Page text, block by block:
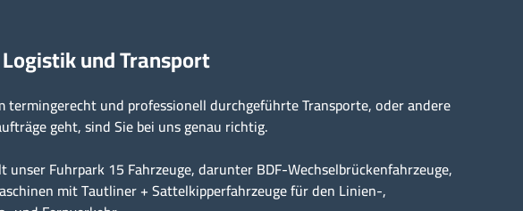
und Transport
termingerecht und professionell durchgeführte Transporte, oder andere
geht, sind Sie bei uns genau richtig.
unser Fuhrpark 15 Fahrzeuge, darunter BDF-Wechselbrückenfahrzeuge,
mit Tautliner + Sattelkipperfahrzeuge für den Linien-,